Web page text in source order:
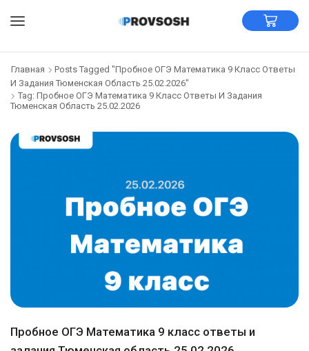
Главная
Posts Tagged "Пробное ОГЭ Математика 9 Класс Ответы
И Задания Тюменская Область 25.02.2026"
Tag: Пробное ОГЭ Математика 9 Класс Ответы И Задания
Тюменская Область 25.02.2026
Пробное ОГЭ Математика 9 класс ответы и